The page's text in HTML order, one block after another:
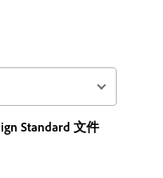
Standard 文件